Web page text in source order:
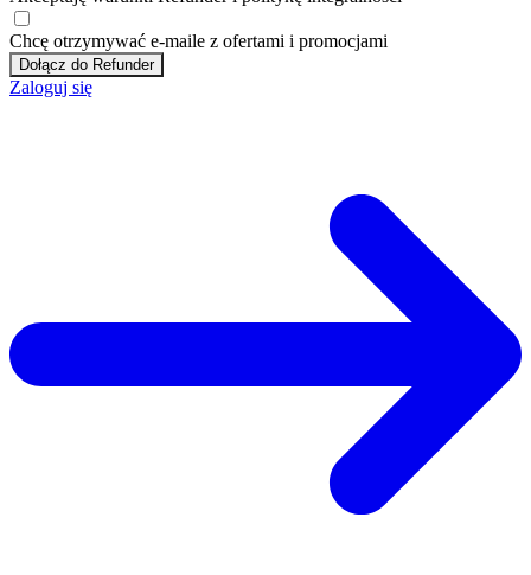
Chcę otrzymywać e-maile z ofertami i promocjami
Dołącz do Refunder
Zaloguj się